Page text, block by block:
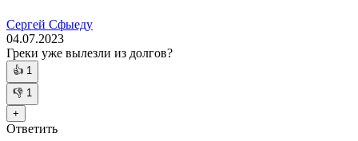
Сергей Сфыеду
04.07.2023
Греки уже вылезли из долгов?
👍 1
👎 1
+
Ответить